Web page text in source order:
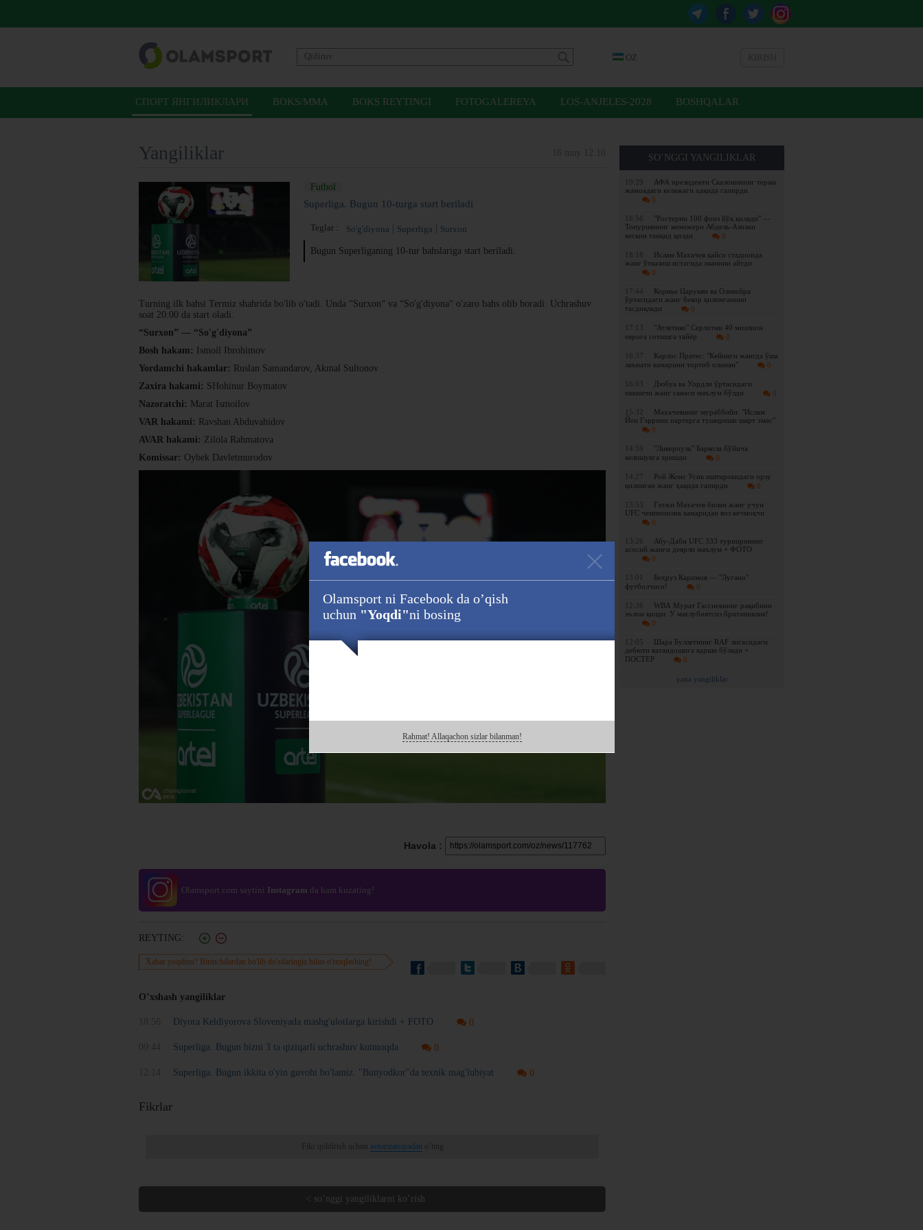
OZ
СПОРТ ЯНГИЛИКЛАРИ BOKS/MMA BOKS REYTINGI FOTOGALEREYA LOS-ANJELES-2028 BOSHQALAR
SO’NGGI YANGILIKLAR
19:29
АФА президенти Скалонининг терма
жамоадаги келажаги ҳақида гапирди
0
18:56
"Ростерни 100 фоиз йўқ қилади" —
Топуриянинг менежери Абдель-Азизни
кескин танқид қилди
0
18:18
Ислам Махачев қайси стадионда
жанг ўтказиш истагида эканини айтди
0
17:44
Кормье Царукян ва Оливейра
ўртасидаги жанг бекор қилинганини
тасдиқлади
0
17:13
"Атлетико" Серлотни 40 миллион
еврога сотишга тайёр
0
16:37
Карлос Пратес: "Кейинги жангда ўша
лаънати камарини тортиб оламан"
0
16:03
Дюбуа ва Уордли ўртасидаги
иккинчи жанг санаси маълум бўлди
0
15:32
Махачевнинг мураббийи: "Ислам
Йен Гэррини партерга тушириши шарт эмас"
0
14:59
"Ливерпуль" Баркола бўйича
келишувга эришди
0
14:27
Рой Жонс Усик иштирокидаги орзу
қилинган жанг ҳақида гапирди
0
13:53
Гэтжи Махачев билан жанг учун
UFC чемпионлик камаридан воз кечмоқчи
0
13:26
Абу-Даби UFC 333 турнирининг
асосий жанги деярли маълум + ФОТО
0
13:01
Беҳруз Каримов — "Лугано"
футболчиси!
0
12:36
WBА Мурат Гассиевнинг рақибини
эълон қилди. У мағлубиятсиз британиялик!
0
12:05
Шара Буллетнинг RAF лигасидаги
дебюти ватандошига қарши бўлади +
ПОСТЕР
0
yana yangiliklar
Yangiliklar
Futbol
Superliga. Bugun 10-turga start beriladi
Teglar : So'g'diyona Superliga Surxon
Bugun Superliganing 10-tur bahslariga start beriladi.
Turning ilk bahsi Termiz shahrida bo'lib o'tadi. Unda “Surxon“ va “So'g'diyona“ o'zaro bahs olib boradi. Uchrashuv
soat 20:00 da start oladi.
“Surxon” — “So'g'diyona”
Bosh hakam:
Ismoil Ibrohimov
Yordamchi hakamlar: Ruslan Samandarov, Akmal Sultonov
Zaxira hakami: SHohinur Boymatov
Nazoratchi: Marat Ismoilov
VAR hakami: Ravshan Abduvahidov
AVAR hakami: Zilola Rahmatova
Komissar: Oybek Davletmurodov
Havola :
Olamsport.com saytini Instagram da ham kuzating!
REYTING:
Xabar yoqdimi? Birinchilardan bo'lib do'stlaringiz bilan o'rtoqlashing!
O’xshash yangiliklar
Diyora Keldiyorova Sloveniyada mashg'ulotlarga kirishdi + FOTO 0
Superliga. Bugun bizni 3 ta qiziqarli uchrashuv kutmoqda 0
Superliga. Bugun ikkita o'yin guvohi bo'lamiz. "Bunyodkor"da texnik mag'lubiyat 0
Fikrlar
Fikr qoldirish uchun avtorizatsiyadan o’ting
< so’nggi yangiliklarni ko’rish
Olamsport ni Facebook da o’qish
uchun "Yoqdi"ni bosing
Rahmat! Allaqachon sizlar bilanman!